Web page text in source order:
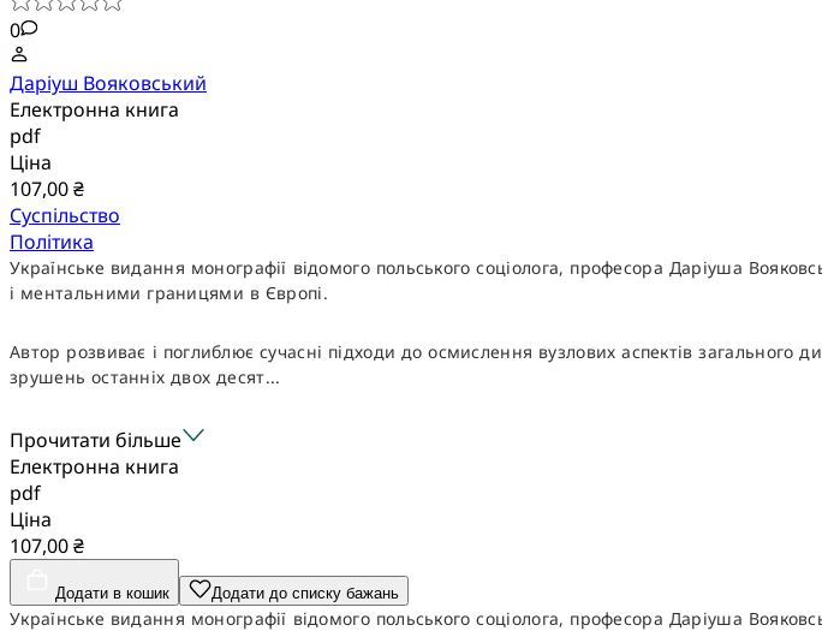
0
Даріуш Вояковський
Електронна книга
pdf
Ціна
107,00 ₴
Суспільство
Політика
Українське видання монографії відомого польського соціолога, професора Даріуша
і ментальними границями в Європі.
Автор розвиває і поглиблює сучасні підходи до осмислення вузлових аспектів загального
зрушень останніх двох десят...
Прочитати більше
Електронна книга
pdf
Ціна
107,00 ₴
Додати в кошик Додати до списку бажань
Українське видання монографії відомого польського соціолога, професора Даріуша